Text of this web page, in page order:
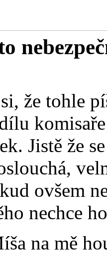
že tohle
Jistě že
ovšem
nechce
na mě